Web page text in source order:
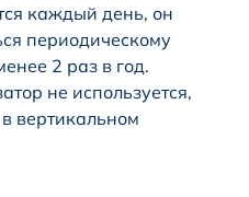
каждый день, он
периодическому
2 раз в год.
не используется,
вертикальном